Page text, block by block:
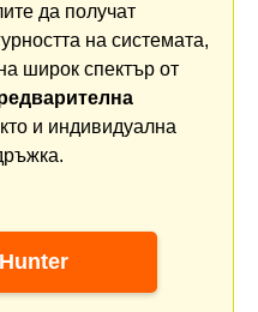
да получат
на системата,
широк спектър от
и индивидуална